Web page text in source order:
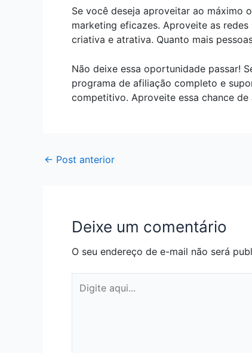
Se você deseja aproveitar ao máximo
marketing eficazes. Aproveite as
criativa e atrativa. Quanto mais
Não deixe essa oportunidade passar!
programa de afiliação completo e
competitivo. Aproveite essa chance
← Post anterior
Deixe um comentário
O seu endereço de e-mail não será
aqui...